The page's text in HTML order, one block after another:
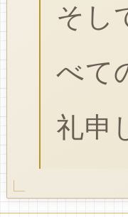
そし
べて
礼申